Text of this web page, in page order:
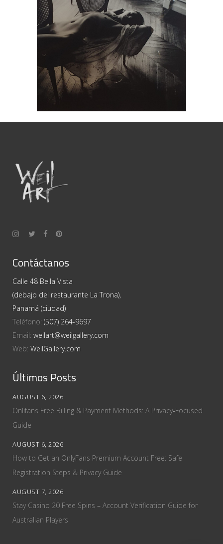
ARTE ERÓTICO/FOTOGRAFÍAS/SERGIO
VERANES
Contáctanos
Calle 48 Bella Vista
(debajo del restaurante La Trona),
Panamá (ciudad)
Teléfono: (507) 264-9697
Email: weilart@weilgallery.com
Web: WeilGallery.com
Últimos Posts
AUGUST 6, 2026
Onlifans Free Billing & Payment Methods: A Privacy‑Focused
Guide
AUGUST 6, 2026
How to Get an OnlyFans Premium Account Free: Safe
Registration Steps & Privacy Guide
AUGUST 7, 2026
Stay Casino 20 Free Spins – Account Verification Guide for
Australian Players